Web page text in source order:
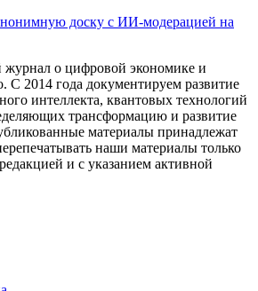
доску с ИИ-модерацией на
о цифровой экономике и
С 2014 года документируем развитие
интеллекта, квантовых технологий
трансформацию и развитие
материалы принадлежат
наши материалы только
и с указанием активной